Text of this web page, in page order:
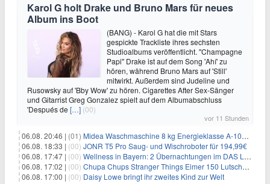
Karol G holt Drake und Bruno Mars für neues
Album ins Boot
(BANG) - Karol G hat die mit Stars
gespickte Trackliste ihres sechsten
Studioalbums veröffentlicht. "Champagne
Papi" Drake ist auf dem Song 'Ahí' zu
hören, während Bruno Mars auf 'Still'
mitwirkt. Außerdem sind Judeline und
Rusowsky auf 'Bby Wow' zu hören. Cigarettes After Sex-Sänger
und Gitarrist Greg Gonzalez spielt auf dem Albumabschluss
'Después de […] (00)
vor 11 Stunden
06.08. 20:46 | (01) Midea Waschmaschine 8 kg Energieklasse A-10% 1400 U/Min für 289,97€
06.08. 18:33 | (00) JONR T5 Pro Saug- und Wischroboter für 194,99€
06.08. 17:47 | (00) Wellness in Bayern: 2 Übernachtungen im DAS LUDWIG Sports Resort inkl. HP + Wellness ab 174€ p.P.
06.08. 17:02 | (00) Chupa Chups Stranger Things Eimer 150 Lutscher für 21,95€
06.08. 17:00 | (00) Daisy Lowe bringt ihr zweites Kind zur Welt